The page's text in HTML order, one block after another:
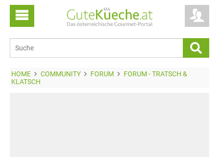
HOME COMMUNITY FORUM
FORUM - TRATSCH &
KLATSCH